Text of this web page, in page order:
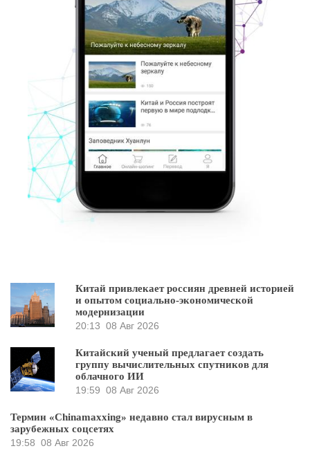
Китай привлекает россиян древней историей
и опытом социально-экономической
модернизации
20:13 08 Авг 2026
Китайский ученый предлагает создать
группу вычислительных спутников для
облачного ИИ
19:59 08 Авг 2026
Термин «Chinamaxxing» недавно стал вирусным в
зарубежных соцсетях
19:58 08 Авг 2026